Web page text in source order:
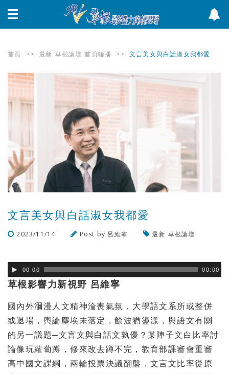
首頁 >> 最新 草根論壇 首頁輪播 >> 文言美女與白話淑女我都愛
文言美女與白話淑女我都愛
2023/11/14 Post by 呂維寧 最新 草根論壇
00:00 00:00
草根影響力新視野 呂維寧
國內外瀰漫人文精神淪喪氣氛，大學語文系所或整併
或退場，輿論塵埃未落定，餘波猶盪漾，與語文有關
的另一議題─文言文與白話文孰優？某陣子文白比率討
論像玩蘿蔔蹲，修來改去蹲不完，教育部課審會重審
高中國文課綱，兩輪投票決議翻盤，文言文比率從原